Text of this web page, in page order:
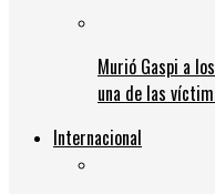
Murió Gaspi a
una de las
Internacional